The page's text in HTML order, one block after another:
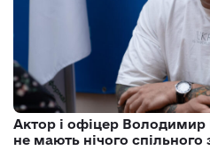
Актор і офіцер
не мають нічого спільного